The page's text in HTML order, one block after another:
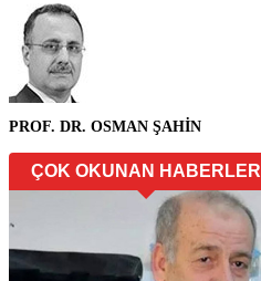
PROF. DR. OSMAN ŞAHİN
ÇOK OKUNAN HABERLER